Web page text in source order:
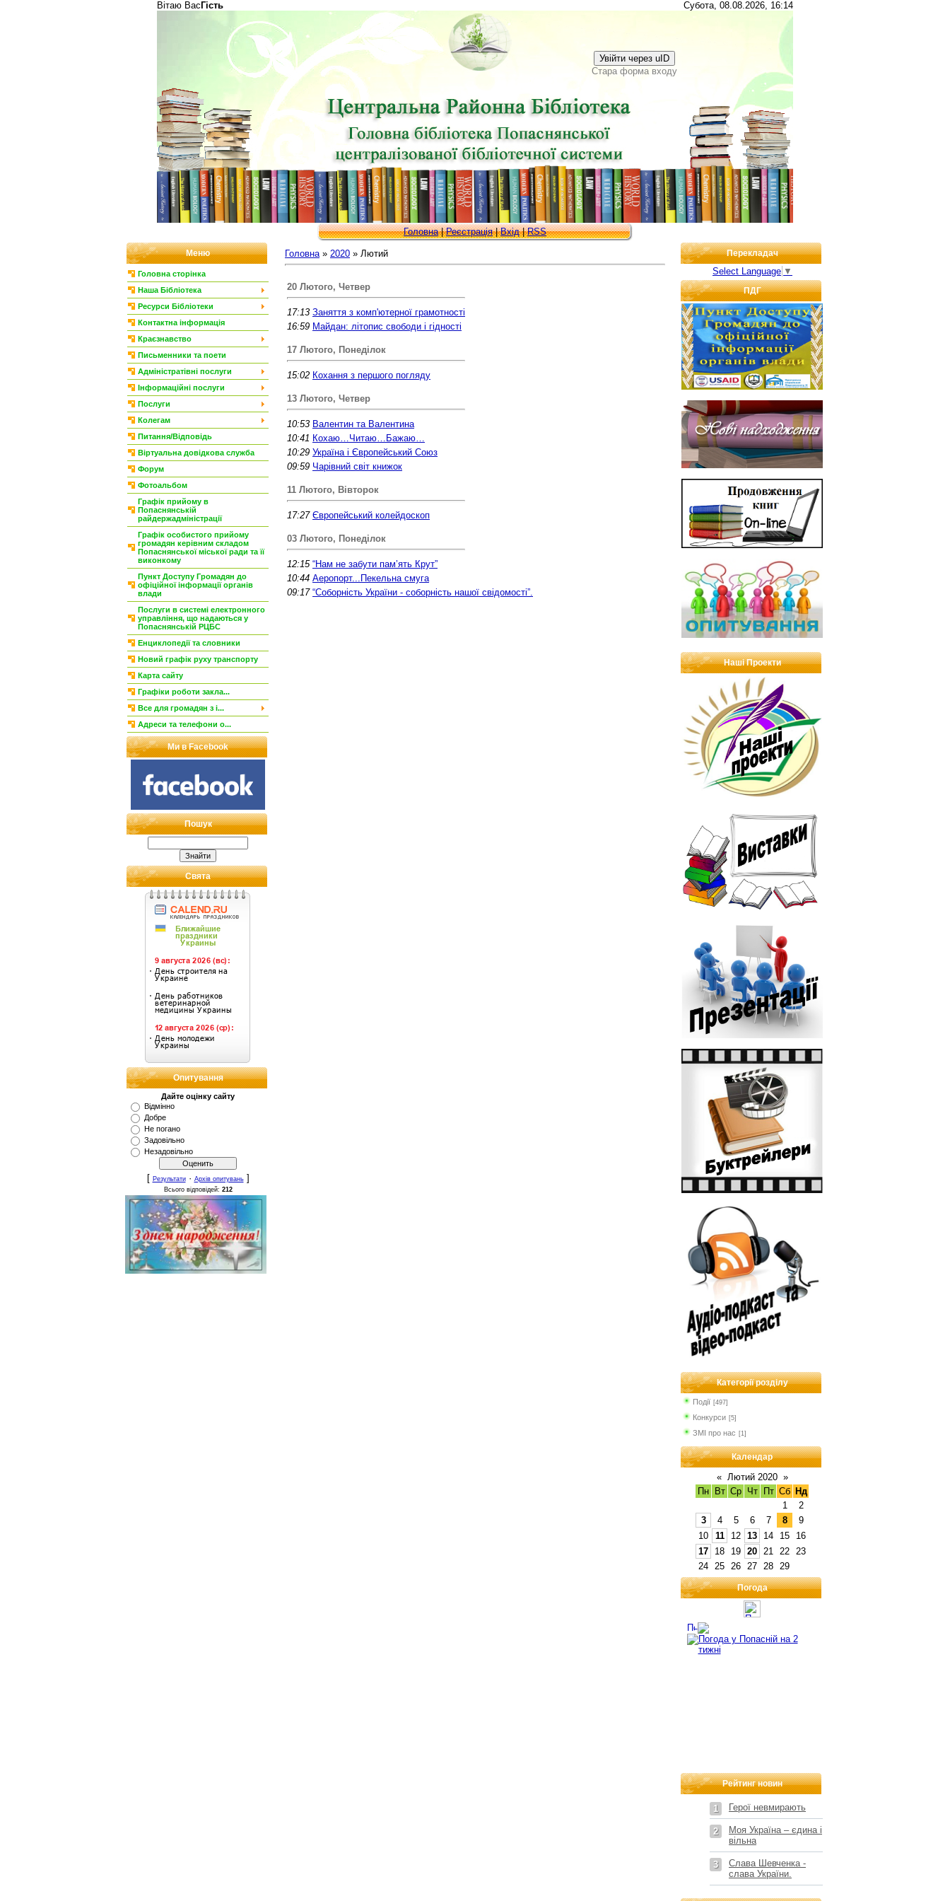
Вітаю Вас Гість Субота, 08.08.2026, 16:14
Увійти через uID
Стара форма входу
Головна|Реєстрація|Вхід|RSS
Меню
Головна сторінка
Наша Бібліотека
Ресурси Бібліотеки
Контактна інформація
Краєзнавство
Письменники та поети
Адміністратівні послуги
Інформаційні послуги
Послуги
Колегам
Питання/Відповідь
Віртуальна довідкова служба
Форум
Фотоальбом
Графік прийому в
Попаснянській
райдержадміністрації
Графік особистого прийому
громадян керівним складом
Попаснянської міської ради та її
виконкому
Пункт Доступу Громадян до
офіційної інформації органів
влади
Послуги в системі електронного
управління, що надаються у
Попаснянській РЦБС
Енциклопедії та словники
Новий графік руху транспорту
Карта сайту
Графіки роботи закла...
Все для громадян з і...
Адреси та телефони о...
Ми в Facebook
Пошук
Свята
Опитування
Дайте оцінку сайту
Відмінно
Добре
Не погано
Задовільно
Незадовільно
[ Результати· Архів опитувань]
Всього відповідей: 212
Головна» 2020 » Лютий
20 Лютого, Четвер
17:13 Заняття з комп'ютерної грамотності
16:59 Майдан: літопис свободи і гідності
17 Лютого, Понеділок
15:02 Кохання з першого погляду
13 Лютого, Четвер
10:53 Валентин та Валентина
10:41 Кохаю…Читаю…Бажаю…
10:29 Україна і Європейський Союз
09:59 Чарівний світ книжок
11 Лютого, Вівторок
17:27 Європейський колейдоскоп
03 Лютого, Понеділок
12:15 “Нам не забути пам’ять Крут”
10:44 Аеропорт...Пекельна смуга
09:17 “Соборність України - соборність нашої свідомості”.
Перекладач
Select Language ▼
ПДГ
Наші Проекти
Категорії розділу
Події [497]
Конкурси [5]
ЗМІ про нас [1]
Календар
« Лютий 2020 »
Пн
Вт Ср Чт Пт Сб Нд
1
2
3
4 5 6 7 8
9
10
11 12 13 14 15
16
17
18 19 20 21 22 23
24 25 26 27 28 29
Погода
Рейтинг новин
1 Герої невмирають
2
Моя Україна – єдина і
вільна
3
Слава Шевченка -
слава України.